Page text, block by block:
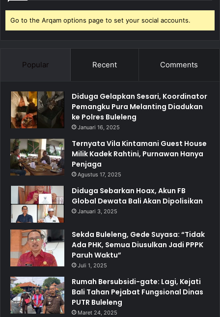
Go to the Arqam options page to set your social accounts.
Popular Recent Comments
Diduga Gelapkan Sesari, Koordinator
Pemangku Pura Melanting Diadukan
ke Polres Buleleng
Januari 16, 2025
Ternyata Vila Kintamani Guest House
Milik Kadek Rahtini, Purnawan Hanya
Penjaga
Agustus 17, 2025
Diduga Sebarkan Hoax, Akun FB
Global Dewata Bali Akan Dipolisikan
Januari 3, 2025
Sekda Buleleng, Gede Suyasa: “Tidak
Ada PHK, Semua Diusulkan Jadi PPPK
Paruh Waktu”
Juli 1, 2025
Rumah Bersubsidi-gate: Lagi, Kejati
Bali Tahan Pejabat Fungsional Dinas
PUTR Buleleng
Maret 24, 2025